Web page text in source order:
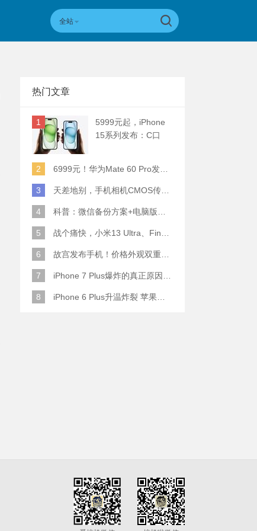
全站
热门文章
1
5999元起，iPhone
15系列发布：C口
2
6999元！华为Mate 60 Pro发布：麒麟9000S+卫星通话 (附初步跑分)
3 天差地别，手机相机CMOS传感器实际面积对比
4 科普：微信备份方案+电脑版丢失数据恢复指南
5 战个痛快，小米13 Ultra、Find X6 Pro、vivo X90 Pro+、小米12SU拍照横评
6 故宫发布手机！价格外观双重逆天！
7 iPhone 7 Plus爆炸的真正原因原来是这样
8 iPhone 6 Plus升温炸裂 苹果赔了一部全新的